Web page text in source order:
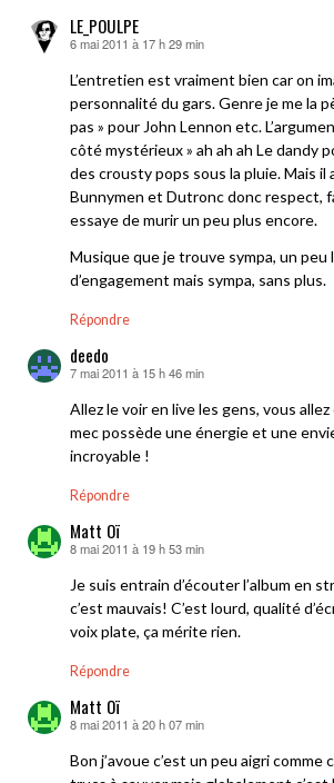
LE_POULPE
dit :
6 mai 2011 à 17 h 29 min
L’entretien est vraiment bien car on
personnalité du gars. Genre je me la
pas » pour John Lennon etc.
côté mystérieux » ah ah ah Le dandy
des crousty pops sous la pluie. Mais il
Bunnymen et Dutronc donc respect,
essaye de murir un peu plus encore.
Musique que je trouve sympa, un peu
d’engagement mais sympa, sans plus.
Répondre
deedo
dit :
7 mai 2011 à 15 h 46 min
Allez le voir en live les gens, vous
mec possède une énergie et une
incroyable !
Répondre
Matt Oï
dit :
8 mai 2011 à 19 h 53 min
Je suis entrain d’écouter l’album en
c’est mauvais! C’est lourd, qualité
voix plate, ça mérite rien.
Répondre
Matt Oï
dit :
8 mai 2011 à 20 h 07 min
Bon j’avoue c’est un peu aigri comme